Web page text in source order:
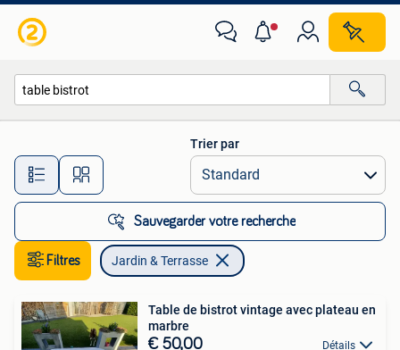
Toutes les distances…
Trier par
Sauvegarder votre recherche
Filtres Jardin & Terrasse
Table de bistrot vintage avec plateau en
marbre
€ 50,00 Détails